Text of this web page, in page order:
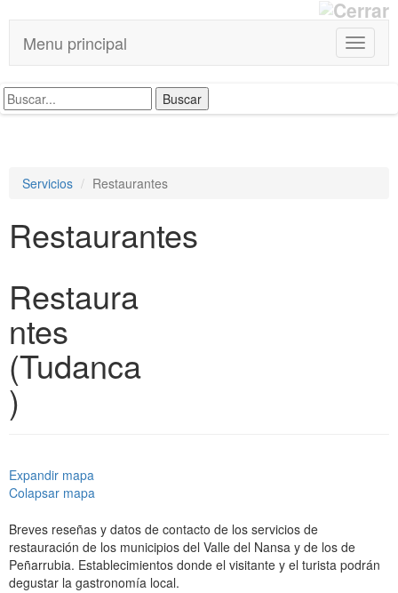
T
o
l
Menu principal
Servicios Restaurantes
Restaurantes
Restaura
ntes
(Tudanca
)
Expandir mapa
Colapsar mapa
Breves reseñas y datos de contacto de los servicios de
restauración de los municipios del Valle del Nansa y de los de
Peñarrubia. Establecimientos donde el visitante y el turista podrán
degustar la gastronomía local.